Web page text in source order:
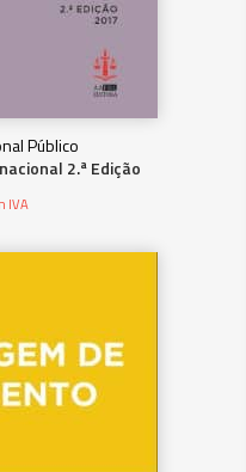
Público
2.ª Edição
IVA